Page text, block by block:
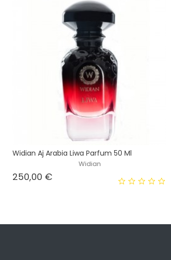
Widian Aj Arabia Liwa Parfum 50 Ml
Widian
250,00 €Prezzo